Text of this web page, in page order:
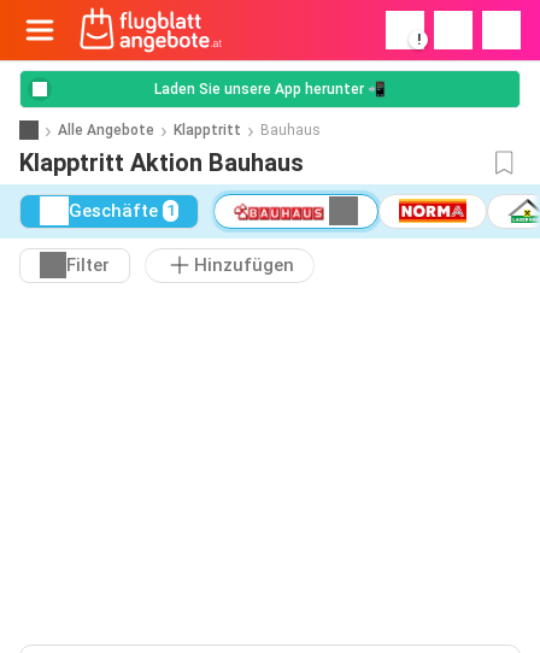
!
Laden Sie unsere App herunter 📲
Alle Angebote Klapptritt Bauhaus
Klapptritt Aktion Bauhaus
Geschäfte 1
Filter Hinzufügen